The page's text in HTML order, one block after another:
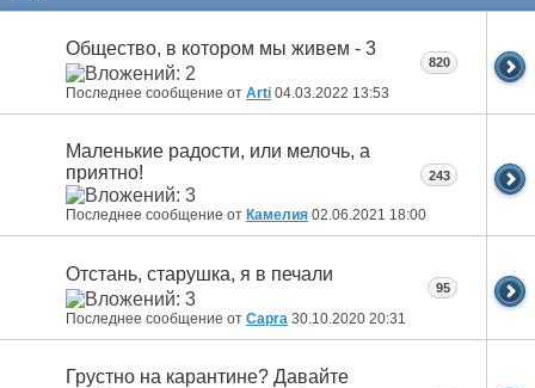
Общество, в котором мы живем - 3
Последнее сообщение от Arti 04.03.2022 13:53
820
Маленькие радости, или мелочь, а
приятно!
Последнее сообщение от Камелия 02.06.2021 18:00
243
Отстань, старушка, я в печали
Последнее сообщение от Capra 30.10.2020 20:31
95
Грустно на карантине? Давайте